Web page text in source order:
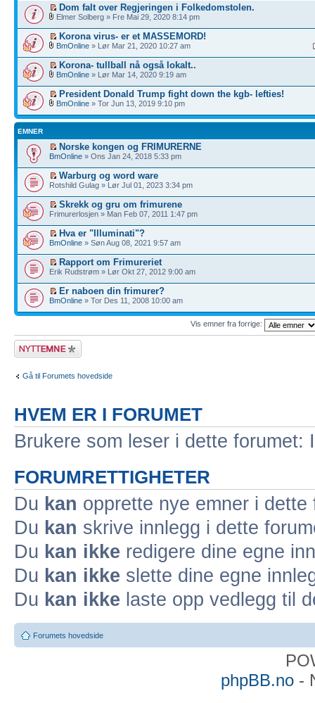
Dom falt over Regjeringen i Folkedomstolen.
Elmer Solberg » Fre Mai 29, 2020 8:14 pm
Korona virus- er et MASSEMORD!
BmOnline » Lør Mar 21, 2020 10:27 am
Korona- tullball nå også lokalt..
BmOnline » Lør Mar 14, 2020 9:19 am
President Donald Trump fight down the kgb- lefties!
BmOnline » Tor Jun 13, 2019 9:10 pm
EMNER
Norske kongen og FRIMURERNE
BmOnline » Ons Jan 24, 2018 5:33 pm
Warburg og word ware
Rotshild Gulag » Lør Jul 01, 2023 3:34 pm
Skrekk og gru om frimurene
Frimurerlosjen » Man Feb 07, 2011 1:47 pm
Hva er "Illuminati"?
BmOnline » Søn Aug 08, 2021 9:57 am
Rapport om Frimureriet
Erik Rudstrøm » Lør Okt 27, 2012 9:00 am
Er naboen din frimurer?
BmOnline » Tor Des 11, 2008 10:00 am
Vis emner fra forrige:
Legg inn et nytt
emne
Gå til Forumets hovedside
HVEM ER I FORUMET
Brukere som leser i dette
FORUMRETTIGHETER
Du kan opprette nye emner i dette
Du kan skrive innlegg i dette
Du kan ikke redigere dine egne
Du kan ikke slette dine egne
Du kan ikke laste opp vedlegg til
Forumets hovedside
phpBB.no-